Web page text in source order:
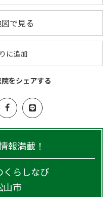
で見る
に追加
をシェアする
報満載！
くらしなび
山市